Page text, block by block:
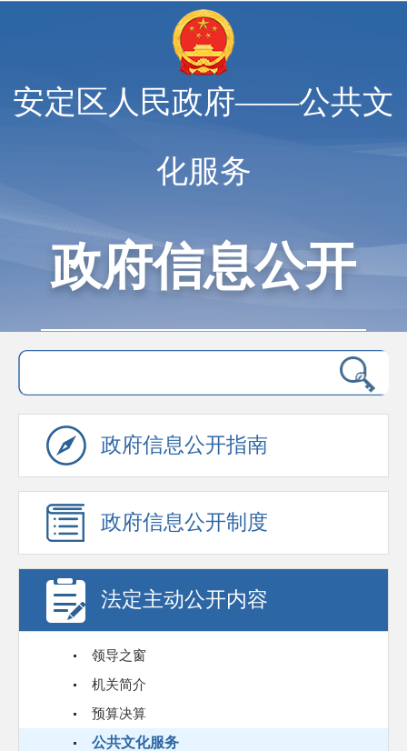
安定区人民政府——公共文
化服务
政府信息公开
政府信息公开指南
政府信息公开制度
法定主动公开内容
领导之窗
机关简介
预算决算
公共文化服务